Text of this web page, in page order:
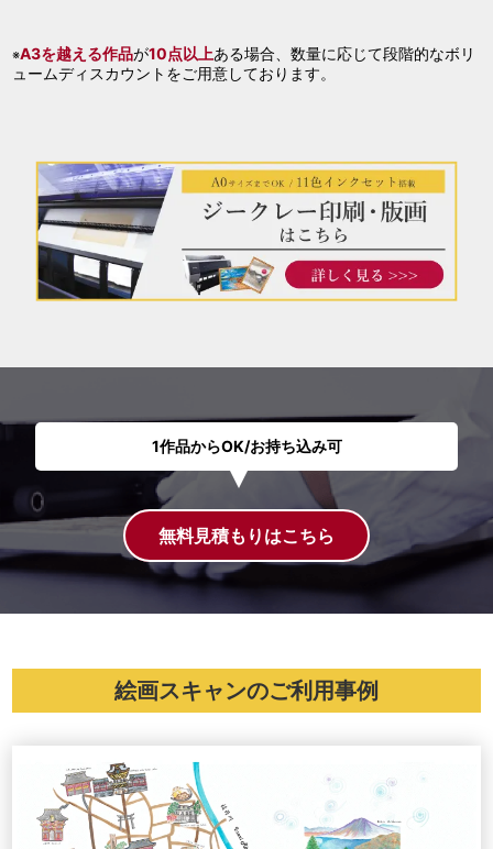
※A3を越える作品が10点以上ある場合、数量に応じて段階的なボリ
ュームディスカウントをご用意しております。
1作品からOK/お持ち込み可
無料見積もりはこちら
絵画スキャンのご利用事例